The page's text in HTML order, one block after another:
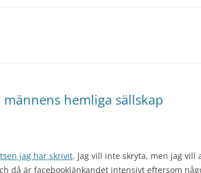
hemliga sällskap
jag har skrivit. Jag vill inte skryta, men jag
då är facebooklänkandet intensivt eftersom